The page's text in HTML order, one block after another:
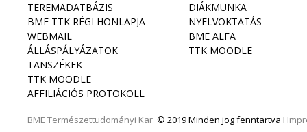
TEREMADATBÁZIS
BME TTK RÉGI HONLAPJA
WEBMAIL
ÁLLÁSPÁLYÁZATOK
TANSZÉKEK
TTK MOODLE
AFFILIÁCIÓS PROTOKOLL
BME Természettudományi Kar © 2019 Minden jog fenntartva I
DIÁKMUNKA
NYELVOKTATÁS
BME ALFA
TTK MOODLE